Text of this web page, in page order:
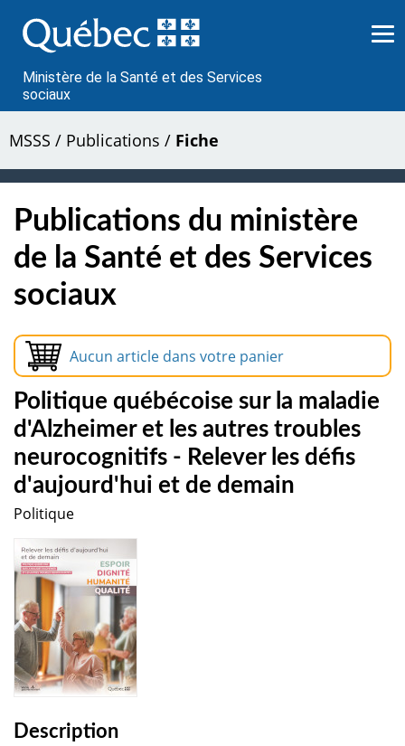
au
contenu
Ministère de la Santé et des Services
sociaux
MSSS / Publications / Fiche
Publications du ministère
de la Santé et des Services
sociaux
Aucun article dans votre panier
Politique québécoise sur la maladie
d'Alzheimer et les autres troubles
neurocognitifs - Relever les défis
d'aujourd'hui et de demain
Politique
Description